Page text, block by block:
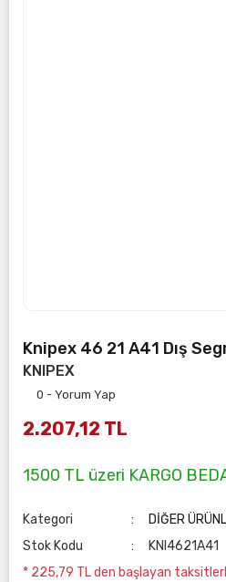
Knipex 46 21 A41 Dış
KNIPEX
0 - Yorum Yap
2.207,12 TL
1500 TL üzeri KARGO
Kategori
DİĞER
Stok Kodu
KNI4621A41
* 225,79 TL den başlayan